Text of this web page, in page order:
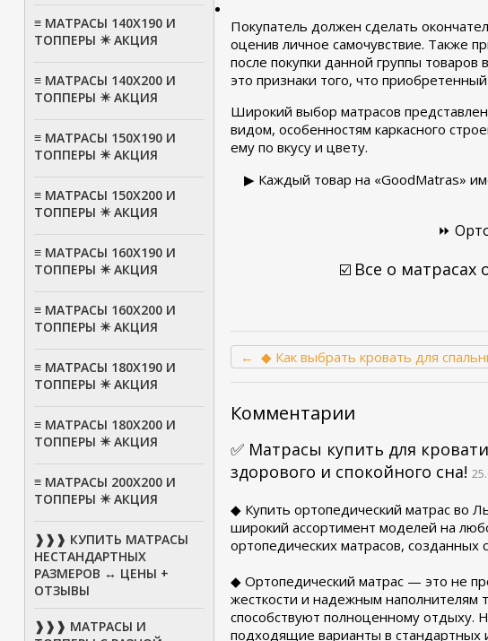
≡ МАТРАСЫ 140Х190 И
ТОППЕРЫ ✴️ АКЦИЯ
≡ МАТРАСЫ 140Х200 И
ТОППЕРЫ ✴️ АКЦИЯ
≡ МАТРАСЫ 150Х190 И
ТОППЕРЫ ✴️ АКЦИЯ
≡ МАТРАСЫ 150Х200 И
ТОППЕРЫ ✴️ АКЦИЯ
≡ МАТРАСЫ 160Х190 И
ТОППЕРЫ ✴️ АКЦИЯ
≡ МАТРАСЫ 160Х200 И
ТОППЕРЫ ✴️ АКЦИЯ
≡ МАТРАСЫ 180Х190 И
ТОППЕРЫ ✴️ АКЦИЯ
≡ МАТРАСЫ 180Х200 И
ТОППЕРЫ ✴️ АКЦИЯ
≡ МАТРАСЫ 200Х200 И
ТОППЕРЫ ✴️ АКЦИЯ
❱❱❱ КУПИТЬ МАТРАСЫ
НЕСТАНДАРТНЫХ
РАЗМЕРОВ ↔ ЦЕНЫ +
ОТЗЫВЫ
❱❱❱ МАТРАСЫ И
Покупатель должен сделать
оценив личное самочувствие. Также
после покупки данной группы
это признаки того, что
Широкий выбор матрасов
видом, особенностям каркасного
ему по вкусу и цвету.
▶ Каждый товар на «GoodMatras»
⏩
☑️ Все о
← ◆ Как выбрать кровать для
Комментарии
✅ Матрасы купить для
здорового и спокойного сна!
◆ Купить ортопедический матрас во
широкий ассортимент моделей на
ортопедических матрасов,
◆ Ортопедический матрас — это не
жесткости и надежным наполнителям
способствуют полноценному отдыху.
подходящие варианты в стандартных